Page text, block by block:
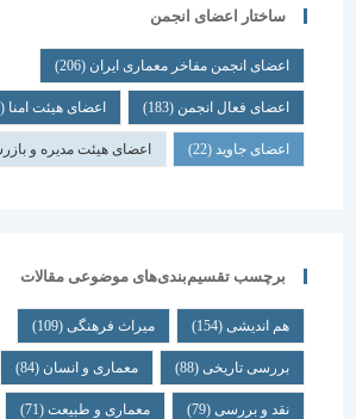
ساختار اعضای انجمن
اعضای انجمن مفاخر معماری ایران (206)
اعضای فعال انجمن(183) اعضای هیئت امنا(42)
اعضای جاوید(22) اعضای هیئت مدیره و بازرسان(7)
برچسب تقسیم‌بندی‌های موضوعی مقالات
هم اندیشی (154) میراث فرهنگی (109)
بررسی تاریخی (88) معماری و انسان (84)
نقد و بررسی (79) معماری و طبیعت (71)